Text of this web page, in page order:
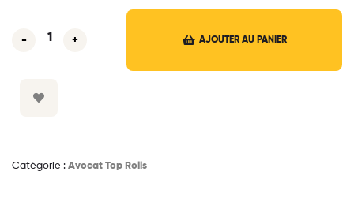
- + AJOUTER AU PANIER
Catégorie : Avocat Top Rolls